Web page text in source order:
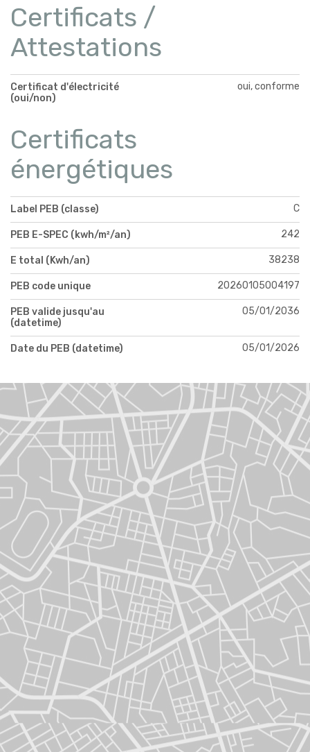
Certificats /
Attestations
Certificat d'électricité
(oui/non)
oui, conforme
Certificats
énergétiques
Label PEB (classe) C
PEB E-SPEC (kwh/m²/an) 242
E total (Kwh/an) 38238
PEB code unique 20260105004197
PEB valide jusqu'au
(datetime)
05/01/2036
Date du PEB (datetime) 05/01/2026